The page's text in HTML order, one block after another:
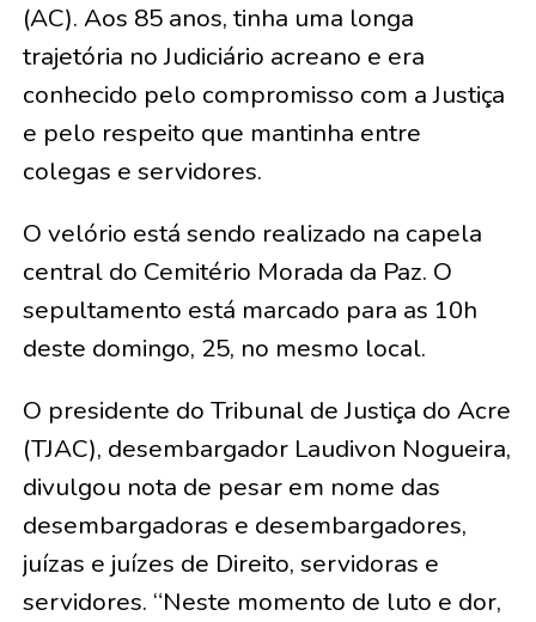
(AC). Aos 85 anos, tinha uma longa
trajetória no Judiciário acreano e era
conhecido pelo compromisso com a Justiça
e pelo respeito que mantinha entre
colegas e servidores.
O velório está sendo realizado na capela
central do Cemitério Morada da Paz. O
sepultamento está marcado para as 10h
deste domingo, 25, no mesmo local.
O presidente do Tribunal de Justiça do Acre
(TJAC), desembargador Laudivon Nogueira,
divulgou nota de pesar em nome das
desembargadoras e desembargadores,
juízas e juízes de Direito, servidoras e
servidores. “Neste momento de luto e dor,